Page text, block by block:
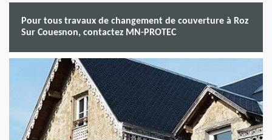
Pour tous travaux de changement de couverture à Roz
Sur Couesnon, contactez MN-PROTEC